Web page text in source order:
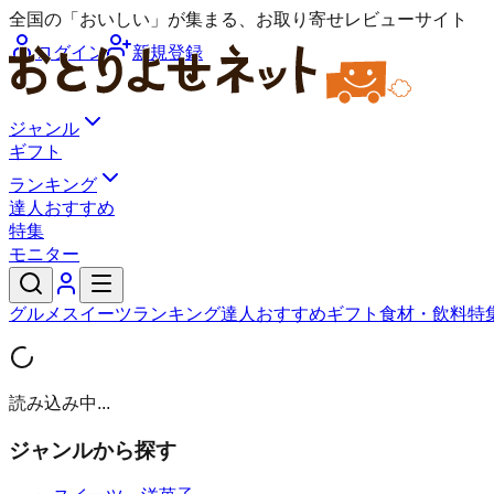
全国の「おいしい」が集まる、お取り寄せレビューサイト
ログイン
新規登録
ジャンル
ギフト
ランキング
達人おすすめ
特集
モニター
グルメ スイーツランキング達人おすすめギフト 食材・飲料特
読み込み中...
ジャンルから探す